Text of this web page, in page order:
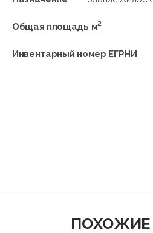
Общая площадь м2
Инвентарный номер ЕГРНИ